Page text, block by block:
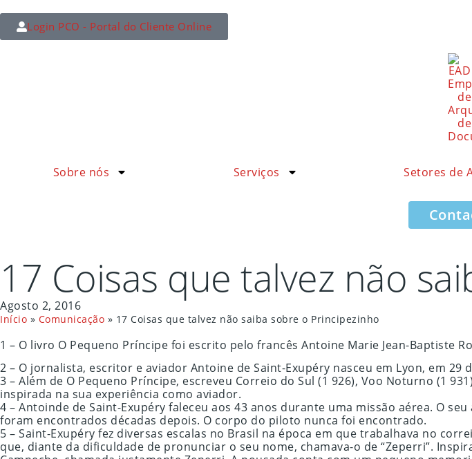
Login PCO - Portal do Cliente Online
Sobre nós Serviços Setores de
17 Coisas que talvez não
Agosto 2, 2016
Início » Comunicação » 17 Coisas que talvez não saiba sobre o Principezinho
1 – O livro O Pequeno Príncipe foi escrito pelo francês Antoine Marie Jean-Baptiste
2 – O jornalista, escritor e aviador Antoine de Saint-Exupéry nasceu em Lyon, em 29
3 – Além de O Pequeno Príncipe, escreveu Correio do Sul (1 926), Voo Noturno (1
inspirada na sua experiência como aviador.
4 – Antoinde de Saint-Exupéry faleceu aos 43 anos durante uma missão aérea. O
foram encontrados décadas depois. O corpo do piloto nunca foi encontrado.
5 – Saint-Exupéry fez diversas escalas no Brasil na época em que trabalhava no
que, diante da dificuldade de pronunciar o seu nome, chamava-o de “Zeperri”.